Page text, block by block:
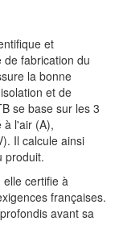
et
de fabrication du
la bonne
et de
se base sur les 3
à l'air (A),
Il calcule ainsi
produit.
certifie à
françaises.
avant sa